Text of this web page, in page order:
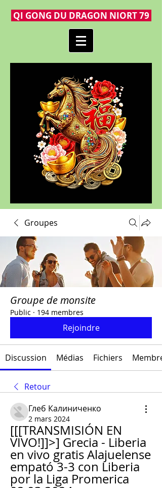
QI GONG DU DRAGON NIORT 79
Groupes
Groupe de monsite
Public · 194 membres
Rejoindre
Discussion Médias Fichiers
Retour
Глеб Калиниченко
2 mars 2024
[[[TRANSMISIÓN EN
VIVO!]]>] Grecia - Liberia
en vivo gratis Alajuelense
empató 3-3 con Liberia
por la Liga Promerica